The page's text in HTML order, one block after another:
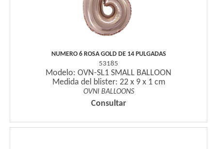
NUMERO 6 ROSA GOLD DE 14 PULGADAS
53185
Modelo: OVN-SL1 SMALL BALLOON
Medida del blister: 22 x 9 x 1 cm
OVNI BALLOONS
Consultar